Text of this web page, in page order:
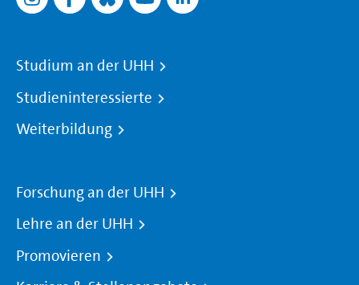
Studium an der UHH
Studieninteressierte
Weiterbildung
Forschung an der UHH
Lehre an der UHH
Promovieren